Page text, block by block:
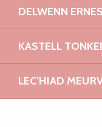
DELWENN
KASTELL
LEC’HIAD
ET LA